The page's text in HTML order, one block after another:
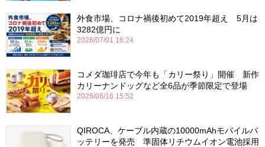
外食市場、コロナ禍後初めて2019年超え 5月は
3282億円に
2026/07/01 16:24
コメダ珈琲店で今年も「カリー祭り」開催 新作
カリーナンドッグなど全6品が季節限定で登場
2026/06/16 15:52
QIROCA、ケーブル内蔵の10000mAhモバイルバ
ッテリーを発売 準固体リチウムイオン電池採用